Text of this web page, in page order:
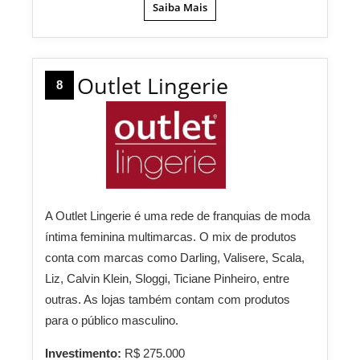
Saiba Mais
8 Outlet Lingerie
A Outlet Lingerie é uma rede de franquias de moda
íntima feminina multimarcas. O mix de produtos
conta com marcas como Darling, Valisere, Scala,
Liz, Calvin Klein, Sloggi, Ticiane Pinheiro, entre
outras. As lojas também contam com produtos
para o público masculino.
Investimento: R$ 275.000